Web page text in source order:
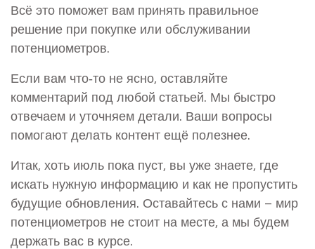
Всё это поможет вам принять правильное
решение при покупке или обслуживании
потенциометров.
Если вам что‑то не ясно, оставляйте
комментарий под любой статьей. Мы быстро
отвечаем и уточняем детали. Ваши вопросы
помогают делать контент ещё полезнее.
Итак, хоть июль пока пуст, вы уже знаете, где
искать нужную информацию и как не пропустить
будущие обновления. Оставайтесь с нами – мир
потенциометров не стоит на месте, а мы будем
держать вас в курсе.